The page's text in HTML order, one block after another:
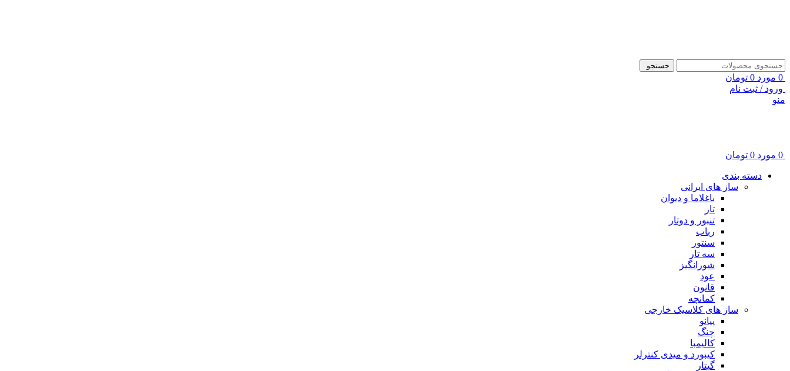
جستجو
0 مورد 0 تومان
ورود / ثبت نام
منو
0 مورد 0 تومان
دسته بندی
ساز های ایرانی
باغلاما و دیوان
تار
تنبور و دوتار
رباب
سنتور
سه تار
شورانگیز
عود
قانون
کمانچه
ساز های کلاسیک خارجی
پیانو
چنگ
کالیمبا
کیبورد و میدی کنترلر
گیتار